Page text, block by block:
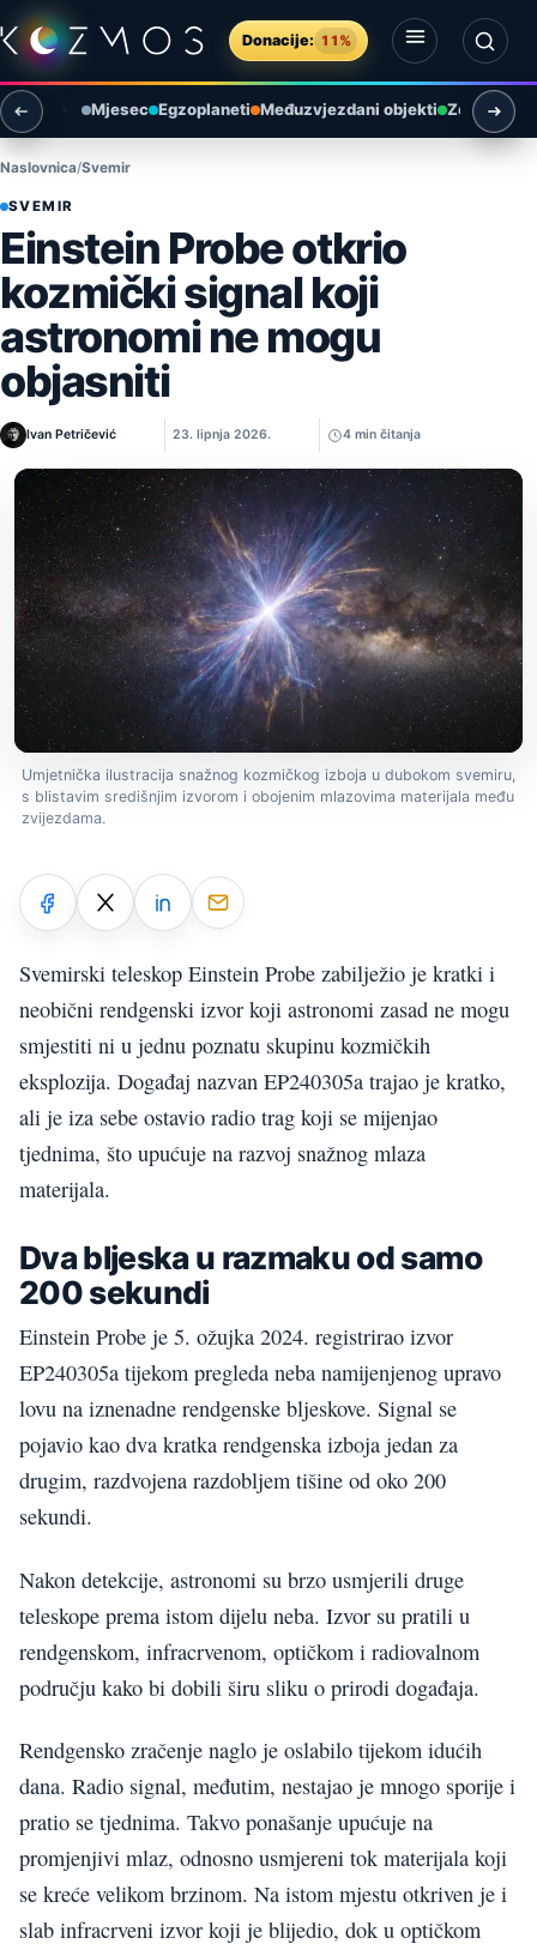
Preskoči na sadržaj
Donacije: 11%
Otvori izbornik
Otvori pretragu
Mjesec Egzoplaneti Međuzvjezdani objekti Zemlja i
Naslovnica Svemir
SVEMIR
Einstein Probe otkrio
kozmički signal koji
astronomi ne mogu
objasniti
Ivan Petričević 23. lipnja 2026. 4 min čitanja
Umjetnička ilustracija snažnog kozmičkog izboja u dubokom svemiru,
s blistavim središnjim izvorom i obojenim mlazovima materijala među
zvijezdama.
Svemirski teleskop Einstein Probe zabilježio je kratki i
neobični rendgenski izvor koji astronomi zasad ne mogu
smjestiti ni u jednu poznatu skupinu kozmičkih
eksplozija. Događaj nazvan EP240305a trajao je kratko,
ali je iza sebe ostavio radio trag koji se mijenjao
tjednima, što upućuje na razvoj snažnog mlaza
materijala.
Dva bljeska u razmaku od samo
200 sekundi
Einstein Probe je 5. ožujka 2024. registrirao izvor
EP240305a tijekom pregleda neba namijenjenog upravo
lovu na iznenadne rendgenske bljeskove. Signal se
pojavio kao dva kratka rendgenska izboja jedan za
drugim, razdvojena razdobljem tišine od oko 200
sekundi.
Nakon detekcije, astronomi su brzo usmjerili druge
teleskope prema istom dijelu neba. Izvor su pratili u
rendgenskom, infracrvenom, optičkom i radiovalnom
području kako bi dobili širu sliku o prirodi događaja.
Rendgensko zračenje naglo je oslabilo tijekom idućih
dana. Radio signal, međutim, nestajao je mnogo sporije i
pratio se tjednima. Takvo ponašanje upućuje na
promjenjivi mlaz, odnosno usmjereni tok materijala koji
se kreće velikom brzinom. Na istom mjestu otkriven je i
slab infracrveni izvor koji je blijedio, dok u optičkom